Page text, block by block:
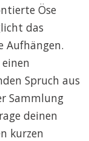
Öse
das
Aufhängen.
Spruch aus
Sammlung
deinen
kurzen